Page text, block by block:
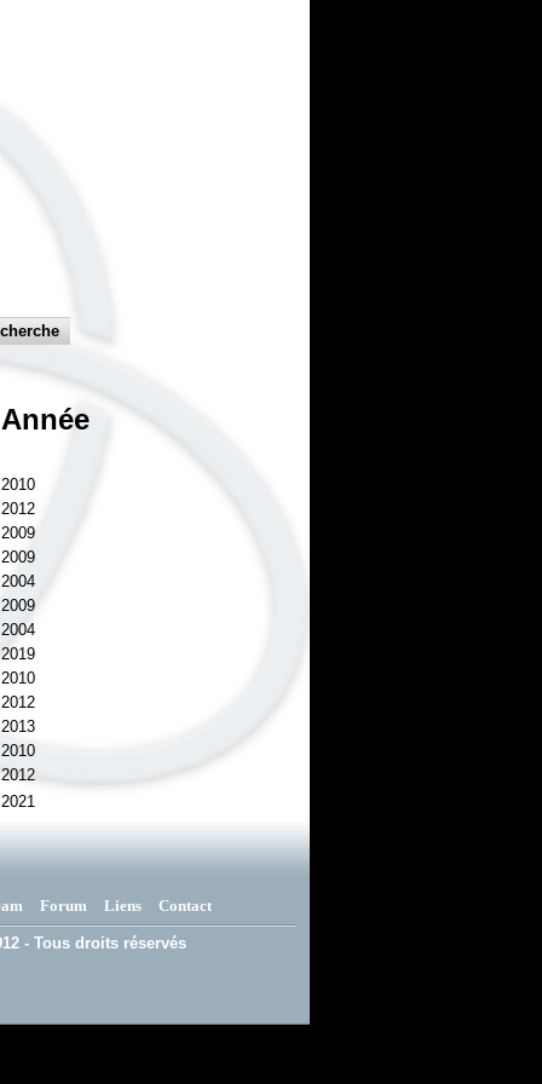
Année
2010
2012
2009
2009
2004
2009
2004
2019
2010
2012
2013
2010
2012
2021
Forum Liens Contact
- Tous droits réservés